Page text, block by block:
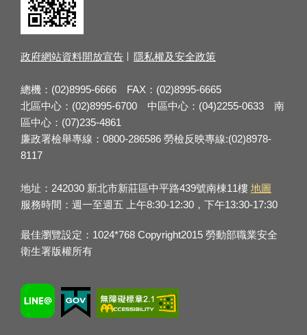
政府網站資料開放宣告 隱私權及安全政策
總機：(02)8995-6666 FAX：(02)8995-6665
北區中心：(02)8995-6700 中區中心：(04)2255-0633 南
區中心：(07)235-4861
廉政署檢舉專線：0800-286586 勞檢反映專線:(02)8978-
8117
地址：242030 新北市新莊區中平路439號南棟11樓 地圖
服務時間：週一至週五 上午8:30-12:30，下午13:30-17:30
最佳瀏覽設定：1024*768 Copyright2015 勞動部職業安全
衛生署版權所有